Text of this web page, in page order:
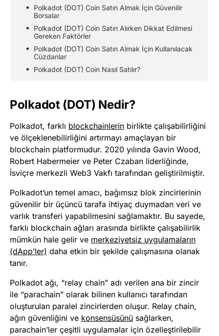
Polkadot (DOT) Coin Satın Almak İçin Güvenilir
Borsalar
Polkadot (DOT) Coin Satın Alırken Dikkat Edilmesi
Gereken Faktörler
Polkadot (DOT) Coin Satın Almak İçin Kullanılacak
Cüzdanlar
Polkadot (DOT) Coin Nasıl Satılır?
Polkadot (DOT) Nedir?
​Polkadot, farklı blockchainlerin birlikte çalışabilirliğini
ve ölçeklenebilirliğini artırmayı amaçlayan bir
blockchain platformudur. 2020 yılında Gavin Wood,
Robert Habermeier ve Peter Czaban liderliğinde,
İsviçre merkezli Web3 Vakfı tarafından geliştirilmiştir.
Polkadot’un temel amacı, bağımsız blok zincirlerinin
güvenilir bir üçüncü tarafa ihtiyaç duymadan veri ve
varlık transferi yapabilmesini sağlamaktır. Bu sayede,
farklı blockchain ağları arasında birlikte çalışabilirlik
mümkün hale gelir ve merkeziyetsiz uygulamaların
(dApp’ler) daha etkin bir şekilde çalışmasına olanak
tanır.
Polkadot ağı, “relay chain” adı verilen ana bir zincir
ile “parachain” olarak bilinen kullanıcı tarafından
oluşturulan paralel zincirlerden oluşur. Relay chain,
ağın güvenliğini ve konsensüsünü sağlarken,
parachain’ler çeşitli uygulamalar için özelleştirilebilir